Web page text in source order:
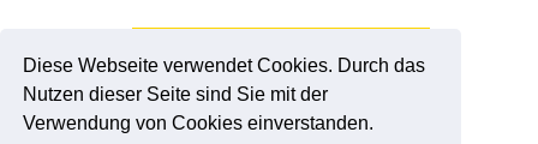
Diese Webseite verwendet Cookies. Durch das
Nutzen dieser Seite sind Sie mit der
Verwendung von Cookies einverstanden.